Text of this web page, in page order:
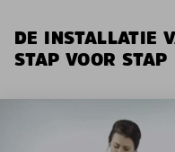
DE INSTALLATIE
STAP VOOR STAP